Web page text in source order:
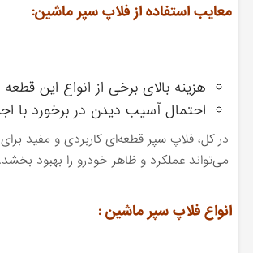
معایب استفاده از فلاپ سپر ماشین:
هزینه بالای برخی از انواع این قطعه
احتمال آسیب دیدن در برخورد با
در کل، فلاپ سپر قطعه‌ای کاربردی و مفید
می‌تواند عملکرد و ظاهر خودرو را بهبود بخشد.
انواع فلاپ سپر ماشین :